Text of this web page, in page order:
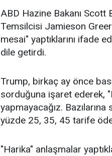
ABD Hazine Bakanı
Temsilcisi Jamieson
mesai" yaptıklarını ifade
dile getirdi.
Trump, birkaç ay önce
sorduğuna işaret ederek,
yapmayacağız.
yüzde 25, 35, 45 tarife
"Harika" anlaşmalar